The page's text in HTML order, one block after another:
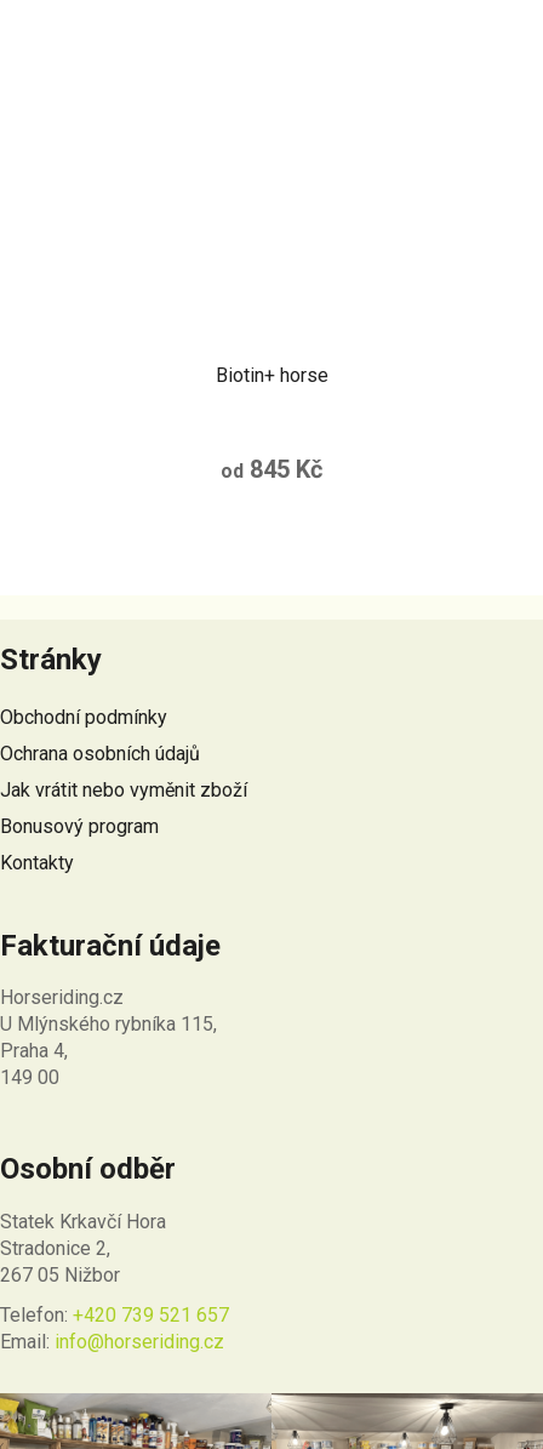
Biotin+ horse
od 845 Kč
á
p
a
t
í
Stránky
Obchodní podmínky
Ochrana osobních údajů
Jak vrátit nebo vyměnit zboží
Bonusový program
Kontakty
Fakturační údaje
Horseriding.cz
U Mlýnského rybníka 115,
Praha 4,
149 00
Osobní odběr
Statek Krkavčí Hora
Stradonice 2,
267 05 Nižbor
Telefon: +420 739 521 657
Email: info@horseriding.cz